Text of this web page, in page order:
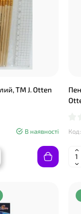
ТМ J. Otten
В наявності